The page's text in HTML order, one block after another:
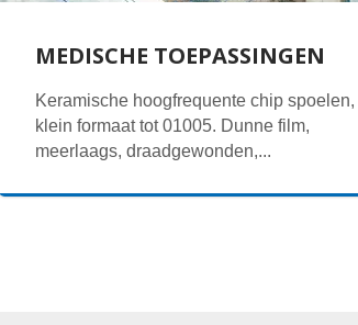
MEDISCHE TOEPASSINGEN
Keramische hoogfrequente chip spoelen,
klein formaat tot 01005. Dunne film,
meerlaags, draadgewonden,...